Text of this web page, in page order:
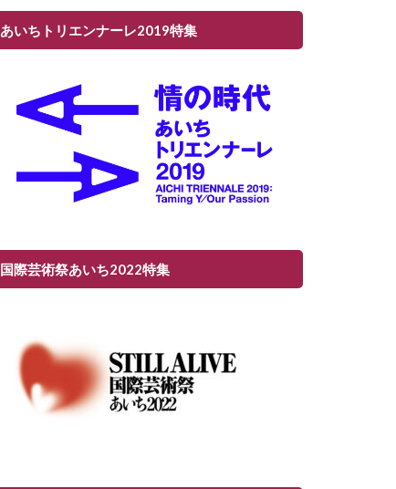
あいちトリエンナーレ2019特集
国際芸術祭あいち2022特集